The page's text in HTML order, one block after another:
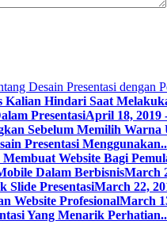
Kalian Hindari Saat
PresentasiApril 18, 2019
Sebelum Memilih Warna
Presentasi
Website Bagi
Dalam BerbisnisMarch
Slide PresentasiMarch 22,
Website ProfesionalMarch
Yang Menarik